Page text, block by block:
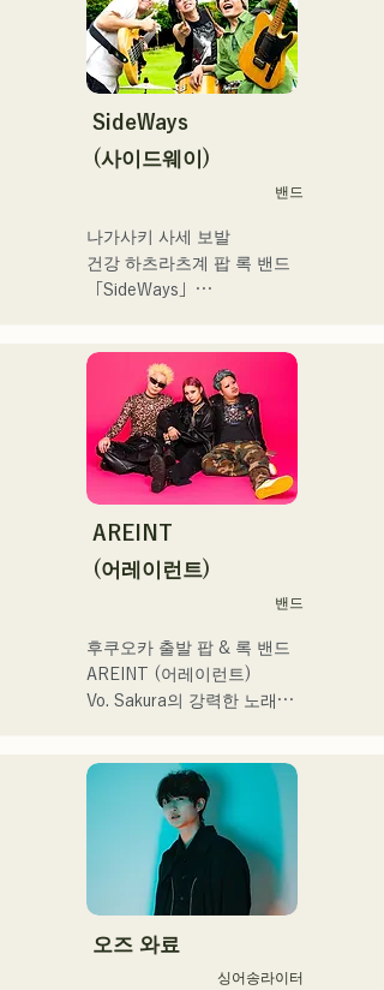
く！」やFUKUOKA
STREET PARTY、
Hannibal Halloween Music
Festival ,sunset live2019、
鷹祭Summer Boostイベン
トステージにも出演。MCと
してはRugby World
cup2019 Public viewing、競
輪日本一ダービーの場内ア
ナウンス、ラグビー女子日
本代表世界大会スタジアム
滑走屋場内アナウンス、ク
リスマスアドベント、イス
ラデサルサ、福岡ウィニン
グスピリッツのスタジアム
DJ、金鷲旗、山笠関連イベ
ント、地域イベント、
summit)、福岡市武道館オー
プニング記念イベント,結婚
す。
アーティストの日本人父と
アメリカ人母から生まれた
曲を届けている。
コンセプトは、「等身大の
ままで。僕とあなたのため
の音楽を。」気持ちが落ち
まう時こそ聴いてほしい。
自分自身も迷いや葛藤を抱
作り物ではなく、ありのま
まの感情や言葉をそのまま
音楽にしている。
2024年10月より音楽活動を
福岡を中心にブッキングラ
イブや路上ライブなど精力
的に活動を行っている。
2025年11月22日にはファー
催。
SideWays
(사이드웨이)
밴드
나가사키 사세 보발
건강 하츠라츠계 팝 록 밴드
「SideWays」
시 및 전국투어 감행
소설을 바탕으로 한 즐겁고
어딘가 애수있는 곡에 주목!
!
AREINT
(어레이런트)
밴드
후쿠오카 출발 팝 & 록 밴드
AREINT (어레이런트)
Vo. Sakura의 강력한 노래
SHO에 의해 만들어지는 악
곡은 캐치에서 어딘가 익숙
한 록 사운드가 특징이며 독
특한 AREINT 사운드를 만들
어 내고있다.
「KBC 라디오 호크스 중계
2024」의 오프닝곡에
오즈 와료
싱어송라이터